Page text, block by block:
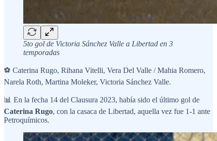
5to gol de Victoria Sánchez Valle a Libertad en 3
temporadas
⚽ Caterina Rugo, Rihana Vitelli, Vera Del Valle / Mahia Romero,
Narela Roth, Martina Moleker, Victoria Sánchez Valle.
📊 En la fecha 14 del Clausura 2023, había sido el último gol de
Caterina Rugo, con la casaca de Libertad, aquella vez fue 1-1 ante
Petroquímicos.